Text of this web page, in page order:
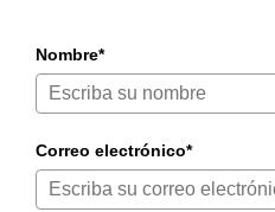
Nombre*
Correo electrónico*